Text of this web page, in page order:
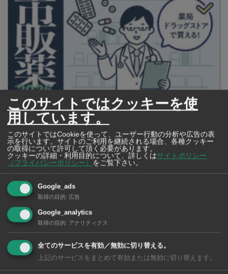
タイの薬いろいろ【タイ・バンコク】 薬局・ドラッグストアで買える
市販薬 2026年最新版！
2026年版 タイの鉄道事情 電車でGO！
このサイトではクッキーを使
用しています。
このサイトではCookieを使って、ユーザー行動の分析や広告の表
示を行います。サイトのご利用を継続される場合、各種クッキー
の取得について許可して頂く必要があります。
クッキーの詳細・利用目的について、詳しくはサイトポリシー
（プライバシーポリシー）
をご覧下さい。
Google_ads
取得の目的: 広告
Google_analytics
取得の目的: アナリティクス
全てのサービスを有効／無効に切り替える。
上記のサービスをまとめて有効または無効に切り替えます。